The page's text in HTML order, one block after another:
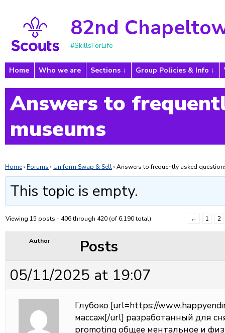
82nd
#SkillsForLife
Home Who we are Sections Group Policies & Info
Answers to
museums
Home› Forums › Uniform Swap & Sell› Answers to frequently asked
This topic is empty.
Viewing 15 posts - 406 through 420 (of 6,190 total) ← 1 2
Author
Posts
05/11/2025 at 19:07
Глубоко [url=https://
массаж[/url] разработанный для
promoting общее ментальное и